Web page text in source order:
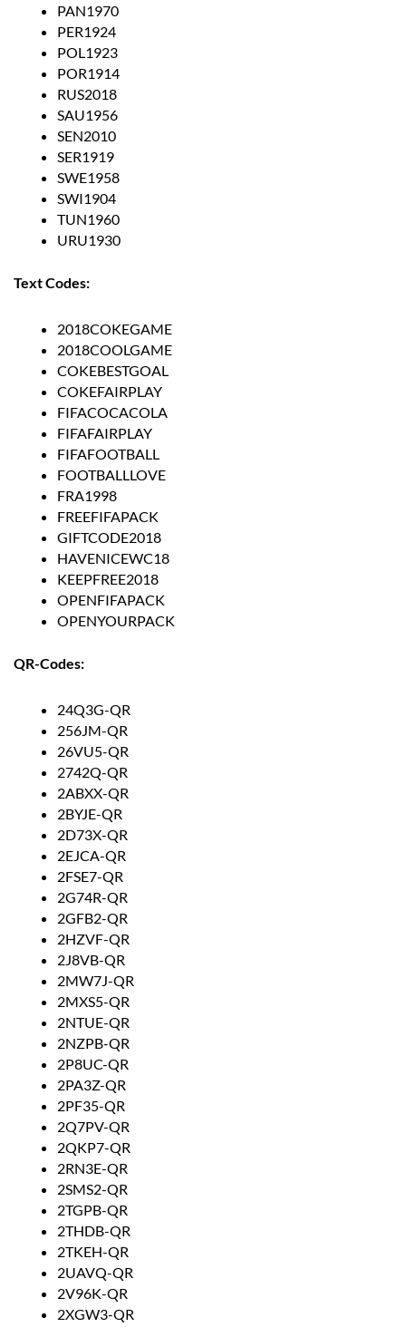
PAN1970
PER1924
POL1923
POR1914
RUS2018
SAU1956
SEN2010
SER1919
SWE1958
SWI1904
TUN1960
URU1930
Text Codes:
2018COKEGAME
2018COOLGAME
COKEBESTGOAL
COKEFAIRPLAY
FIFACOCACOLA
FIFAFAIRPLAY
FIFAFOOTBALL
FOOTBALLLOVE
FRA1998
FREEFIFAPACK
GIFTCODE2018
HAVENICEWC18
KEEPFREE2018
OPENFIFAPACK
OPENYOURPACK
QR-Codes:
24Q3G-QR
256JM-QR
26VU5-QR
2742Q-QR
2ABXX-QR
2BYJE-QR
2D73X-QR
2EJCA-QR
2FSE7-QR
2G74R-QR
2GFB2-QR
2HZVF-QR
2J8VB-QR
2MW7J-QR
2MXS5-QR
2NTUE-QR
2NZPB-QR
2P8UC-QR
2PA3Z-QR
2PF35-QR
2Q7PV-QR
2QKP7-QR
2RN3E-QR
2SMS2-QR
2TGPB-QR
2THDB-QR
2TKEH-QR
2UAVQ-QR
2V96K-QR
2XGW3-QR